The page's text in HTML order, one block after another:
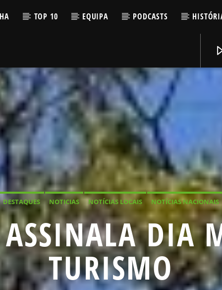
TOP 10 EQUIPA PODCASTS
DESTAQUES NOTICIAS NOTÍCIAS LOCAIS NOTÍCIAS NACIONAIS
DIA
TURISMO